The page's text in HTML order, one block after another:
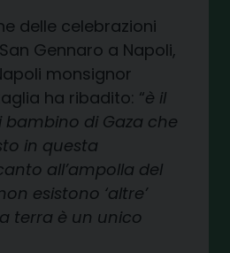
delle celebrazioni
Gennaro a Napoli,
monsignor
ha ribadito: “è il
di Gaza che
in questa
all’ampolla del
esistono ‘altre’
terra è un unico